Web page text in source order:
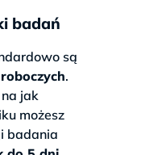
laktozy)
badań
są
.
na jak
możesz
badania